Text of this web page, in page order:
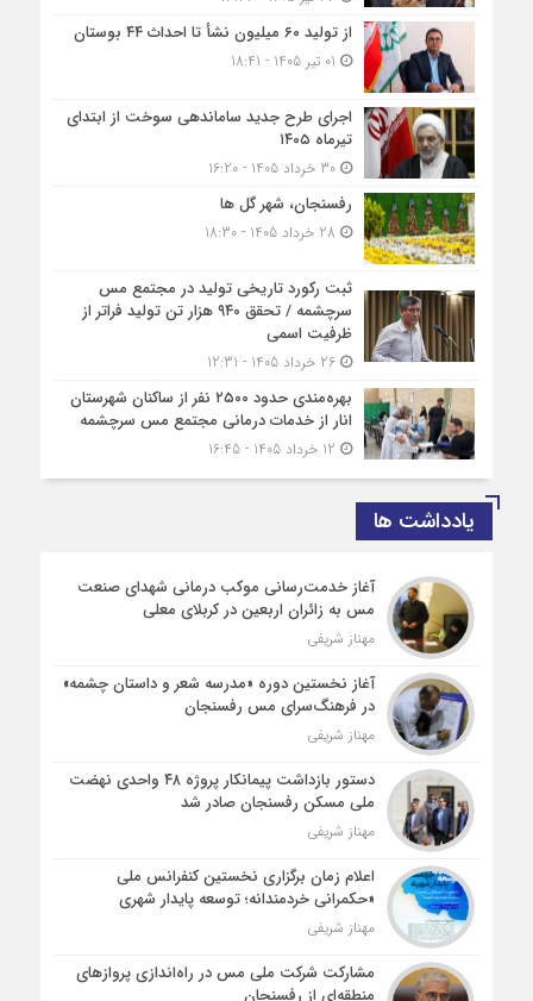
از تولید ۶۰ میلیون نشأ تا احداث ۴۴ بوستان
اجرای طرح جدید ساماندهی سوخت از ابتدای
تیرماه ۱۴۰۵
30 خرداد 1405 - 16:20
رفسنجان، شهر گل ها
ثبت رکورد تاریخی تولید در مجتمع مس
سرچشمه / تحقق ۹۴۰ هزار تن تولید فراتر از
ظرفیت اسمی
26 خرداد 1405 - 12:31
بهره‌مندی حدود ۲۵۰۰‌ نفر از ساکنان شهرستان
انار از خدمات درمانی مجتمع مس سرچشمه
یادداشت ها
آغاز خدمت‌رسانی موکب درمانی شهدای صنعت
مس به زائران اربعین در کربلای معلی
مهناز شریفی
آغاز نخستین دوره «مدرسه شعر و داستان چشمه»
در فرهنگ‌سرای مس رفسنجان
مهناز شریفی
دستور بازداشت پیمانکار پروژه ۴۸ واحدی نهضت
ملی مسکن رفسنجان صادر شد
مهناز شریفی
اعلام زمان برگزاری نخستین کنفرانس ملی
«حکمرانی خردمندانه؛ توسعه پایدار شهری
مهناز شریفی
مشارکت شرکت ملی مس در راه‌اندازی پروازهای